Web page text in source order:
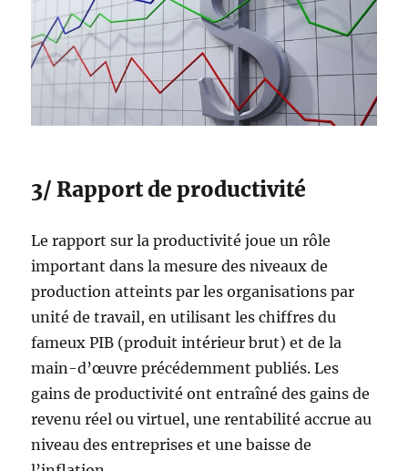
3/ Rapport de productivité
Le rapport sur la productivité joue un rôle
important dans la mesure des niveaux de
production atteints par les organisations par
unité de travail, en utilisant les chiffres du
fameux PIB (produit intérieur brut) et de la
main-d’œuvre précédemment publiés. Les
gains de productivité ont entraîné des gains de
revenu réel ou virtuel, une rentabilité accrue au
niveau des entreprises et une baisse de